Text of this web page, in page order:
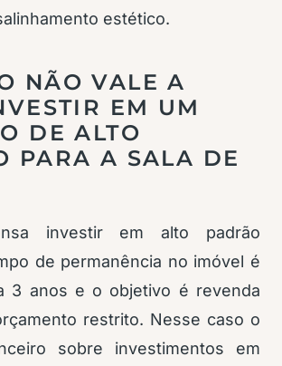
estético.
NÃO VALE A
EM UM
DE ALTO
PARA A SALA DE
investir em alto padrão
de permanência no imóvel é
3 anos e o objetivo é revenda
restrito. Nesse caso o
sobre investimentos em